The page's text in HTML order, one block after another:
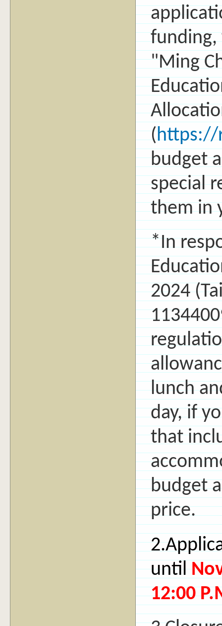
funding,
"Ming
(https://
budget
special
them in
*In
2024
lunch
day, if
that
budget
price.
until
12:00